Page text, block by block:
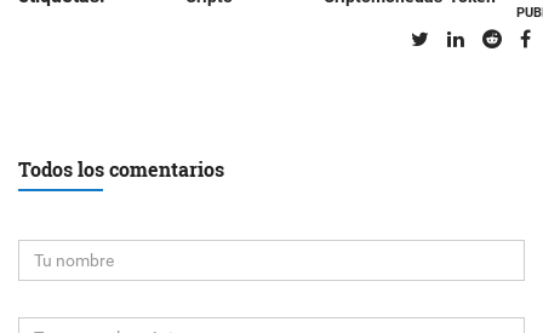
Todos los comentarios